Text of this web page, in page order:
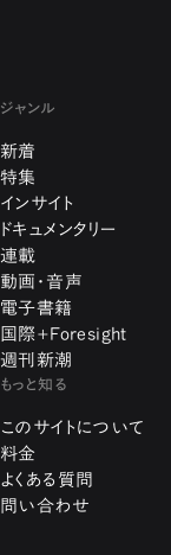
ジャンル
新着
特集
インサイト
ドキュメンタリー
連載
動画・音声
電子書籍
国際+Foresight
週刊新潮
もっと知る
このサイトについて
料金
よくある質問
問い合わせ